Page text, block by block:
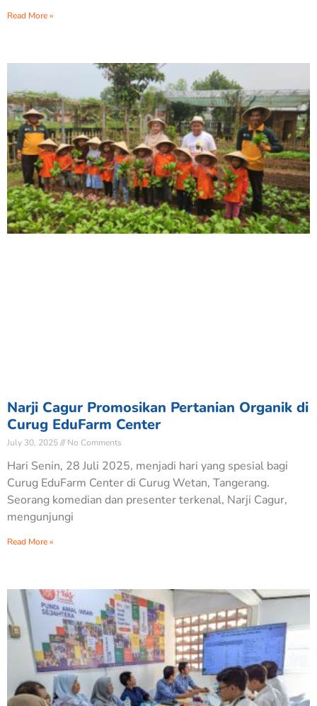
Read More »
Narji Cagur Promosikan Pertanian Organik di
Curug EduFarm Center
July 30, 2025 No Comments
Hari Senin, 28 Juli 2025, menjadi hari yang spesial bagi
Curug EduFarm Center di Curug Wetan, Tangerang.
Seorang komedian dan presenter terkenal, Narji Cagur,
mengunjungi
Read More »